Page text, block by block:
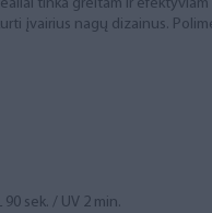
tinka greitam ir
įvairius nagų dizainus.
90 sek. / UV 2 min.